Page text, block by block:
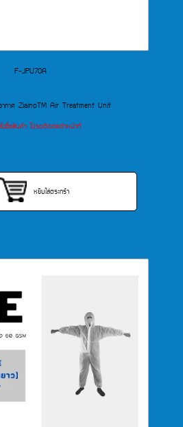
F-JPU70A
ากาศ ZiainoTM Air Treatment Unit
งซื้อสินค้า โปรดติดต่อเจ้าหน้าที่
หยิบใส่ตระกร้า